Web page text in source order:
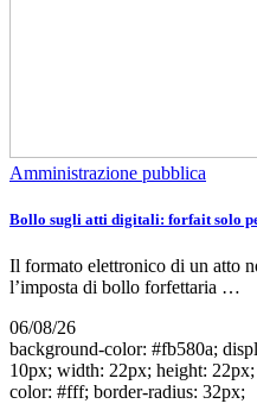
Amministrazione pubblica
Bollo sugli atti digitali: forfait solo
Il formato elettronico di un atto
l’imposta di bollo forfettaria …
06/08/26
background-color: #fb580a;
10px; width: 22px; height:
color: #fff; border-radius: 32px;